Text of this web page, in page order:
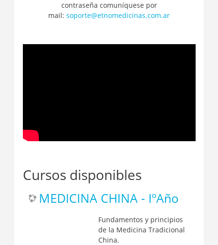
contraseña comuníquese por
mail: soporte@etnomedicinas.com.ar
Cursos disponibles
MEDICINA CHINA - IºAño
Fundamentos y principios
de la Medicina Tradicional
China.